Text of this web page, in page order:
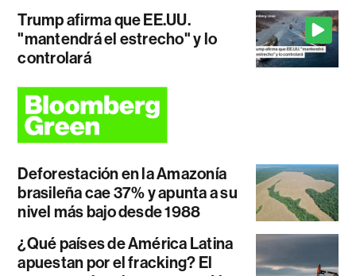
Trump afirma que EE.UU.
"mantendrá el estrecho" y lo
controlará
Deforestación en la Amazonía
brasileña cae 37% y apunta a su
nivel más bajo desde 1988
¿Qué países de América Latina
apuestan por el fracking? El